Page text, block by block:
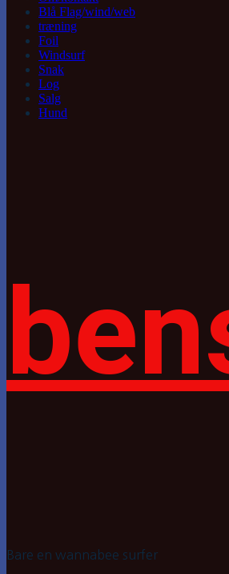
Blå Flag/wind/web
træning
Foil
Windsurf
Snak
Log
Salg
Hund
Bare en wannabee surfer